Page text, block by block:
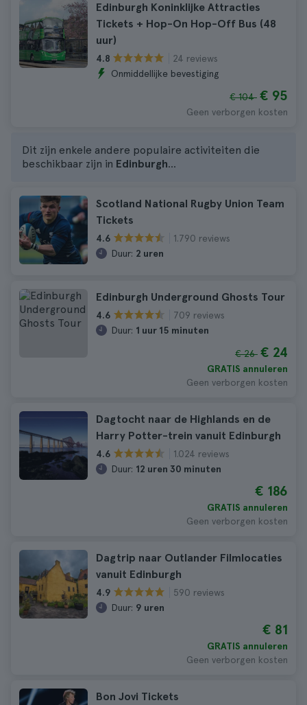
Edinburgh Koninklijke Attracties
Tickets + Hop-On Hop-Off Bus (48
uur)
4.8
24 reviews
Onmiddellijke bevestiging
€ 104 € 95
Geen verborgen kosten
Dit zijn enkele andere populaire activiteiten die
beschikbaar zijn in Edinburgh...
Scotland National Rugby Union Team
Tickets
4.6
1.790 reviews
Duur: 2 uren
Edinburgh Underground Ghosts Tour
4.6
709 reviews
Duur: 1 uur 15 minuten
€ 26 € 24
GRATIS annuleren
Geen verborgen kosten
Dagtocht naar de Highlands en de
Harry Potter-trein vanuit Edinburgh
4.6
1.024 reviews
Duur: 12 uren 30 minuten
€ 186
GRATIS annuleren
Geen verborgen kosten
Dagtrip naar Outlander Filmlocaties
vanuit Edinburgh
4.9
590 reviews
Duur: 9 uren
€ 81
GRATIS annuleren
Geen verborgen kosten
Bon Jovi Tickets